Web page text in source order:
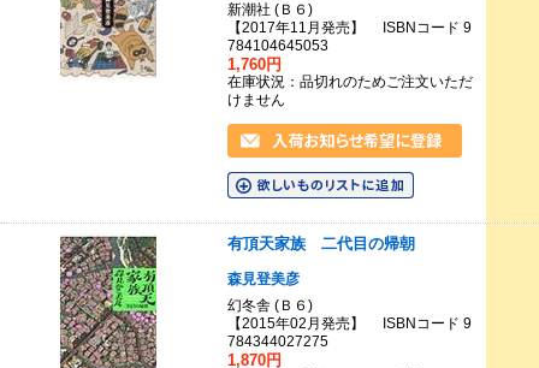
新潮社 (Ｂ６)
【2017年11月発売】 ISBNコード 9
784104645053
1,760円
在庫状況：品切れのためご注文いただ
けません
有頂天家族 二代目の帰朝
森見登美彦
幻冬舎 (Ｂ６)
【2015年02月発売】 ISBNコード 9
784344027275
1,870円